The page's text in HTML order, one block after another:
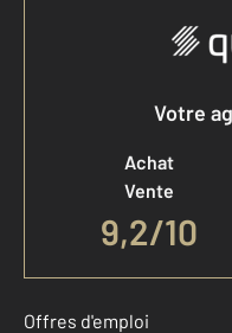
Votre
Achat
Vente
9,2/10
Offres d'emploi